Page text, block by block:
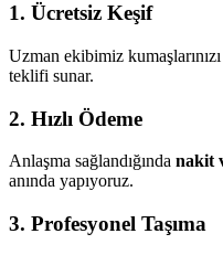
1. Ücretsiz Keşif
Uzman ekibimiz
teklifi sunar.
2. Hızlı Ödeme
Anlaşma sağlandığında nakit
anında yapıyoruz.
3. Profesyonel Taşıma